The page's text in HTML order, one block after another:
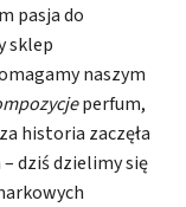
pasja do
sklep
naszym
perfum,
historia zaczęła
dziś dzielimy się